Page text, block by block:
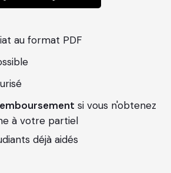
au format PDF
si vous n'obtenez
à votre partiel
déjà aidés